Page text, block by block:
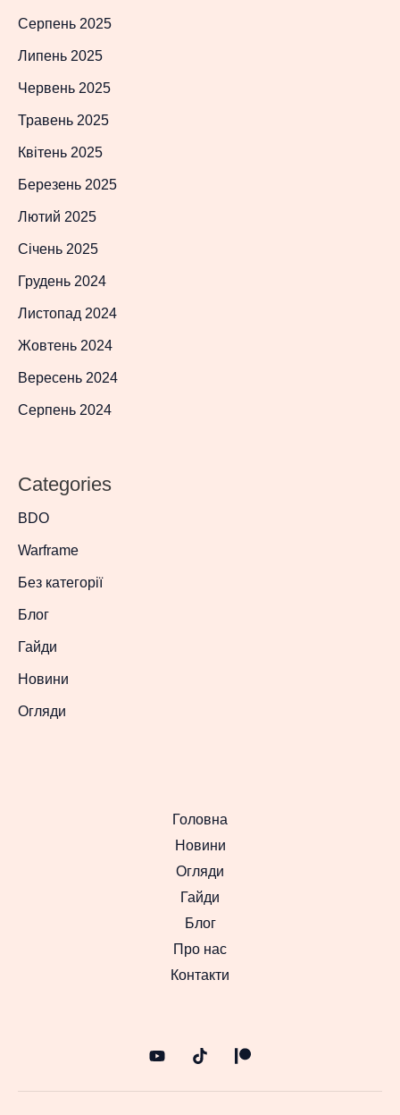
Серпень 2025
Липень 2025
Червень 2025
Травень 2025
Квітень 2025
Березень 2025
Лютий 2025
Січень 2025
Грудень 2024
Листопад 2024
Жовтень 2024
Вересень 2024
Серпень 2024
Categories
BDO
Warframe
Без категорії
Блог
Гайди
Новини
Огляди
Головна
Новини
Огляди
Гайди
Блог
Про нас
Контакти